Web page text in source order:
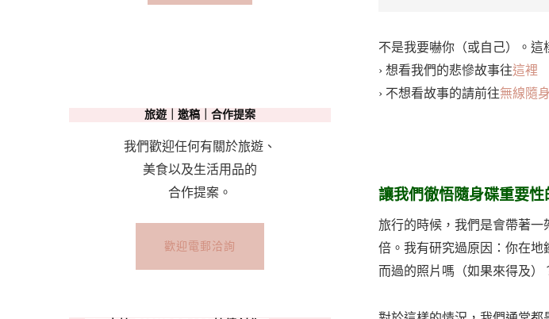
不是我要嚇你（或自己）。這
› 想看我們的悲慘故事往這裡
› 不想看故事的請前往無線隨
讓我們徹悟隨身碟重要性
旅行的時候，我們是會帶著
倍。我有研究過原因：你在
而過的照片嗎（如果來得及
旅遊｜邀稿｜合作提案
我們歡迎任何有關於旅遊、
美食以及生活用品的
合作提案。
歡迎電郵洽詢